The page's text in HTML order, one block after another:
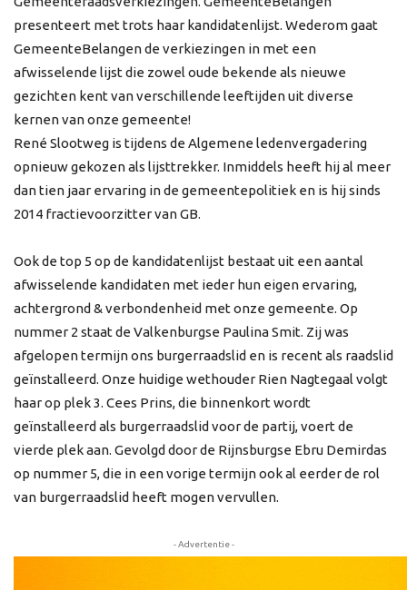
presenteert met trots haar kandidatenlijst. Wederom gaat
GemeenteBelangen de verkiezingen in met een
afwisselende lijst die zowel oude bekende als nieuwe
gezichten kent van verschillende leeftijden uit diverse
kernen van onze gemeente!
René Slootweg is tijdens de Algemene ledenvergadering
opnieuw gekozen als lijsttrekker. Inmiddels heeft hij al meer
dan tien jaar ervaring in de gemeentepolitiek en is hij sinds
2014 fractievoorzitter van GB.
Ook de top 5 op de kandidatenlijst bestaat uit een aantal
afwisselende kandidaten met ieder hun eigen ervaring,
achtergrond & verbondenheid met onze gemeente. Op
nummer 2 staat de Valkenburgse Paulina Smit. Zij was
afgelopen termijn ons burgerraadslid en is recent als raadslid
geïnstalleerd. Onze huidige wethouder Rien Nagtegaal volgt
haar op plek 3. Cees Prins, die binnenkort wordt
geïnstalleerd als burgerraadslid voor de partij, voert de
vierde plek aan. Gevolgd door de Rijnsburgse Ebru Demirdas
op nummer 5, die in een vorige termijn ook al eerder de rol
van burgerraadslid heeft mogen vervullen.
- Advertentie -